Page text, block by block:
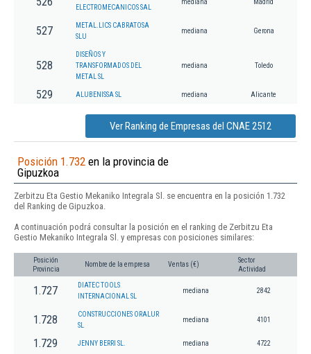
ELECTROMECANICOS SAL
mediana Madrid
527
METAL.LICS CABRATOSA
SLU
mediana Gerona
528
DISEÑOS Y
TRANSFORMADOS DEL
METAL SL
mediana Toledo
529 ALUBENISSA SL mediana Alicante
Ver Ranking de Empresas del CNAE 2512
Posición 1.732 en la provincia de
Gipuzkoa
Zerbitzu Eta Gestio Mekaniko Integrala Sl. se encuentra en la posición 1.732
del Ranking de Gipuzkoa.
A continuación podrá consultar la posición en el ranking de Zerbitzu Eta
Gestio Mekaniko Integrala Sl. y empresas con posiciones similares:
Posición
Provincia
Nombre de la empresa Ventas (€)
Sector
Actividad
1.727
DIATEC TOOLS
INTERNACIONAL SL
mediana 2842
1.728
CONSTRUCCIONES ORALUR
SL
mediana 4101
1.729 JENNY BERRI SL. mediana 4722